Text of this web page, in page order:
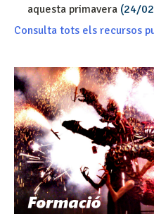
aquesta primavera (24/
Consulta tots els recursos